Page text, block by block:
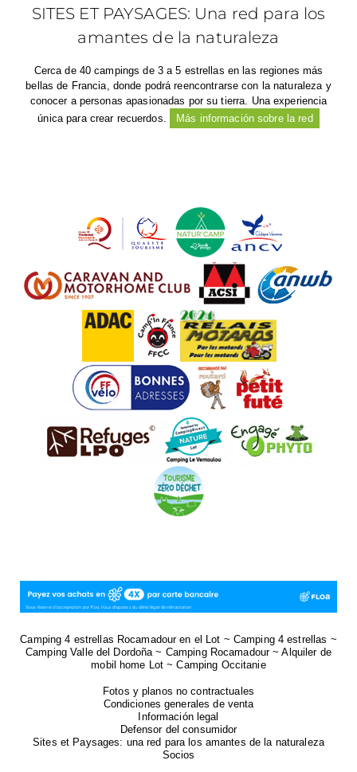
SITES ET PAYSAGES: Una red para los
amantes de la naturaleza
Cerca de 40 campings de 3 a 5 estrellas en las regiones más
bellas de Francia, donde podrá reencontrarse con la naturaleza y
conocer a personas apasionadas por su tierra. Una experiencia
única para crear recuerdos.
Más información sobre la red
Camping 4 estrellas Rocamadour en el Lot ~ Camping 4 estrellas ~
Camping Valle del Dordoña ~ Camping Rocamadour ~ Alquiler de
mobil home Lot ~ Camping Occitanie
Fotos y planos no contractuales
Condiciones generales de venta
Información legal
Defensor del consumidor
Sites et Paysages: una red para los amantes de la naturaleza
Socios